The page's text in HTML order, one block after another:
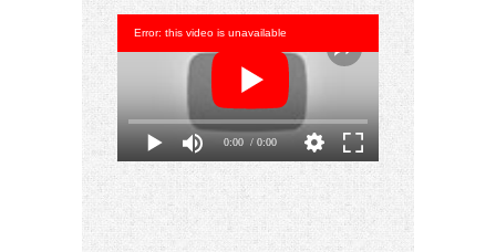
0:00 / 0:00
Error: this video is unavailable